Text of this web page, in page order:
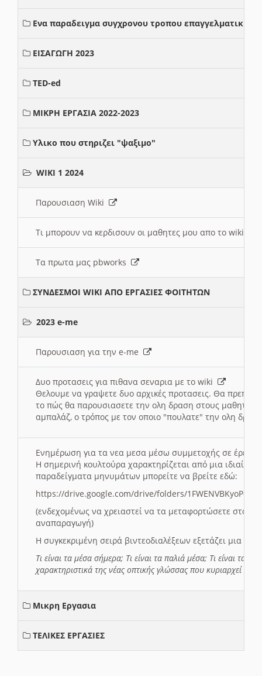
Ενα παραδειγμα συγχρονου τροπου επαγγελματικης
ΕΙΣΑΓΩΓΗ 2023
TED-ed
ΜΙΚΡΗ ΕΡΓΑΣΙΑ 2022-2023
Υλικο που στηριζει "ψαξιμο"
WIKI 1 2024
Παρουσιαση Wiki
Τι μπορουν να κερδισουν οι μαθητες μου απο το wiki
Τα πρωτα μας pbworks
ΣΥΝΔΕΣΜΟΙ WIKI ΑΠΟ ΕΡΓΑΣΙΕΣ ΦΟΙΤΗΤΩΝ
2023 e-me
Παρουσιαση για την e-me
Δυο προτασεις για πιθανα σεναρια με το wiki
Θελουμε να γραψετε δυο αρχικές προτασεις. Θα πρεπει
το πώς θα παρουσιασετε την ολη δραση στους μαθητες
αμπαλάζ, ο τρόπος με τον οποιο "πουλατε" την ολη
Ενημέρωση για τα νεα μεσα μέσω συμμετοχής σε
Η σημερινή κουλτούρα χαρακτηρίζεται από μια
παραδείγματα μηνυμάτων μπορείτε να βρείτε εδώ:
https://drive.google.com/drive/folders/
(ενδεχομένως να χρειαστεί να τα μεταφορτώσετε στο
αναπαραγωγή)
Η συγκεκριμένη σειρά βιντεοδιαλέξεων εξετάζει μια
Τι είναι τα μέσα σήμερα; Τι είναι τα παλιά μέσα; Τι είναι τα
χαρακτηριστικά της νέας οπτικής γλώσσας που κυριαρχεί
Μικρη Εργασια
ΤΕΛΙΚΕΣ ΕΡΓΑΣΙΕΣ